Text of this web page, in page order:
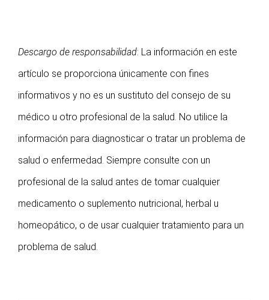
Descargo de responsabilidad: La información en este
artículo se proporciona únicamente con fines
informativos y no es un sustituto del consejo de su
médico u otro profesional de la salud. No utilice la
información para diagnosticar o tratar un problema de
salud o enfermedad. Siempre consulte con un
profesional de la salud antes de tomar cualquier
medicamento o suplemento nutricional, herbal u
homeopático, o de usar cualquier tratamiento para un
problema de salud.